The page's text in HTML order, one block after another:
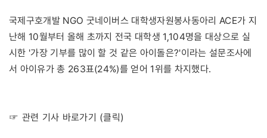
국제구호개발 NGO 굿네이버스 대학생자원봉사동아리 ACE가 지
난해 10월부터 올해 초까지 전국 대학생 1,104명을 대상으로 실
시한 '가장 기부를 많이 할 것 같은 아이돌은?'이라는 설문조사에
서 아이유가 총 263표(24%)를 얻어 1위를 차지했다.
☞ 관련 기사 바로가기 (클릭)